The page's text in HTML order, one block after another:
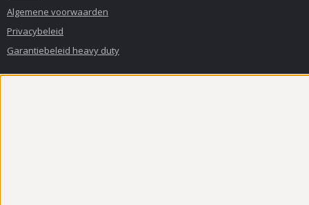
Algemene voorwaarden
Privacybeleid
Garantiebeleid heavy duty